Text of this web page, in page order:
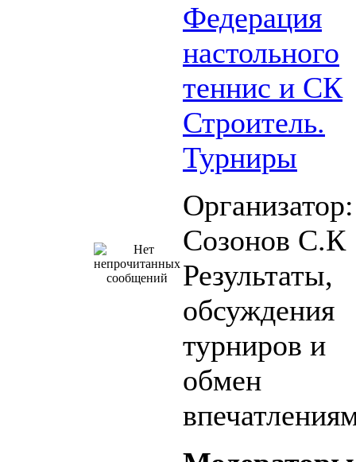
Федерация
настольного
теннис и СК
Строитель.
Турниры
Организатор:
Созонов С.К
Результаты,
обсуждения
турниров и
обмен